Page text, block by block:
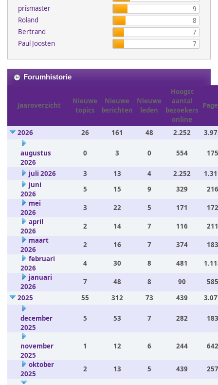
prismaster
9
Roland
8
Bertrand
7
Paul Joosten
7
Forumhistorie
Jaaroverzicht
Nieuwe
topics
Nieuwe
berichten
Nieuwe
leden
Hoogst
aantal
bezoekers
online
2026 26 161 48 2.252
augustus
2026
0 3 0 554
juli 2026 3 13 4 2.252
juni
2026
5 15 9 329
mei
2026
3 22 5 171
april
2026
2 14 7 116
maart
2026
2 16 7 374
februari
2026
4 30 8 481
januari
2026
7 48 8 90
2025
55 312 73 439
december
2025
5 53 7 282
november
2025
1 12 6 244
oktober
2025
2 13 5 439